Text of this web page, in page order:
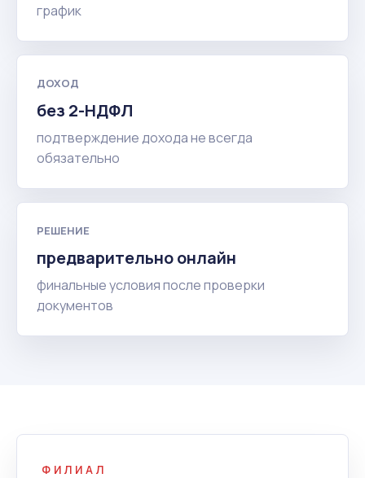
график
ДОХОД
без 2-НДФЛ
подтверждение дохода не всегда
обязательно
РЕШЕНИЕ
предварительно онлайн
финальные условия после проверки
документов
ФИЛИАЛ